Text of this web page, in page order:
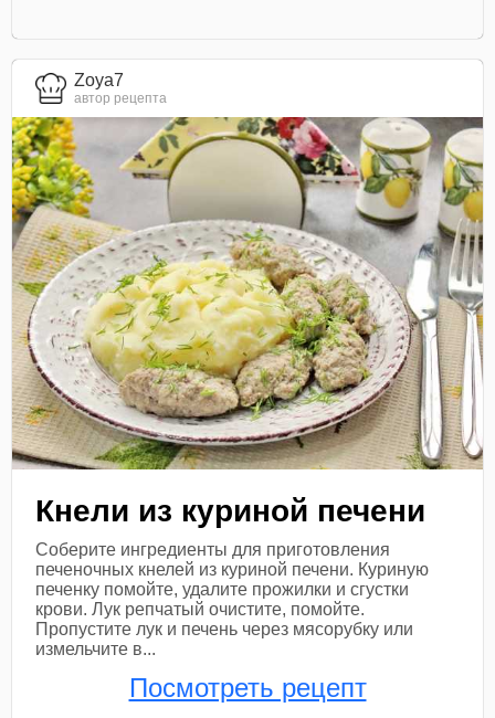
Zoya7
автор рецепта
Кнели из куриной печени
Соберите ингредиенты для приготовления
печеночных кнелей из куриной печени. Куриную
печенку помойте, удалите прожилки и сгустки
крови. Лук репчатый очистите, помойте.
Пропустите лук и печень через мясорубку или
измельчите в...
Посмотреть рецепт